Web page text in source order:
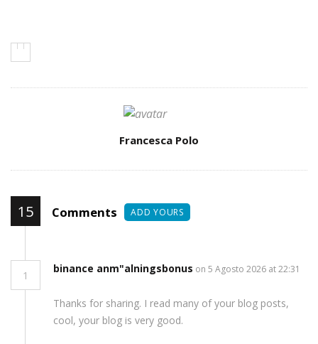
Francesca Polo
15 Comments ADD YOURS
1
binance anm"alningsbonus on 5 Agosto 2026 at 22:31
Thanks for sharing. I read many of your blog posts,
cool, your blog is very good.